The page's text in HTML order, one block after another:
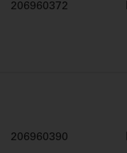
206960372
206960390